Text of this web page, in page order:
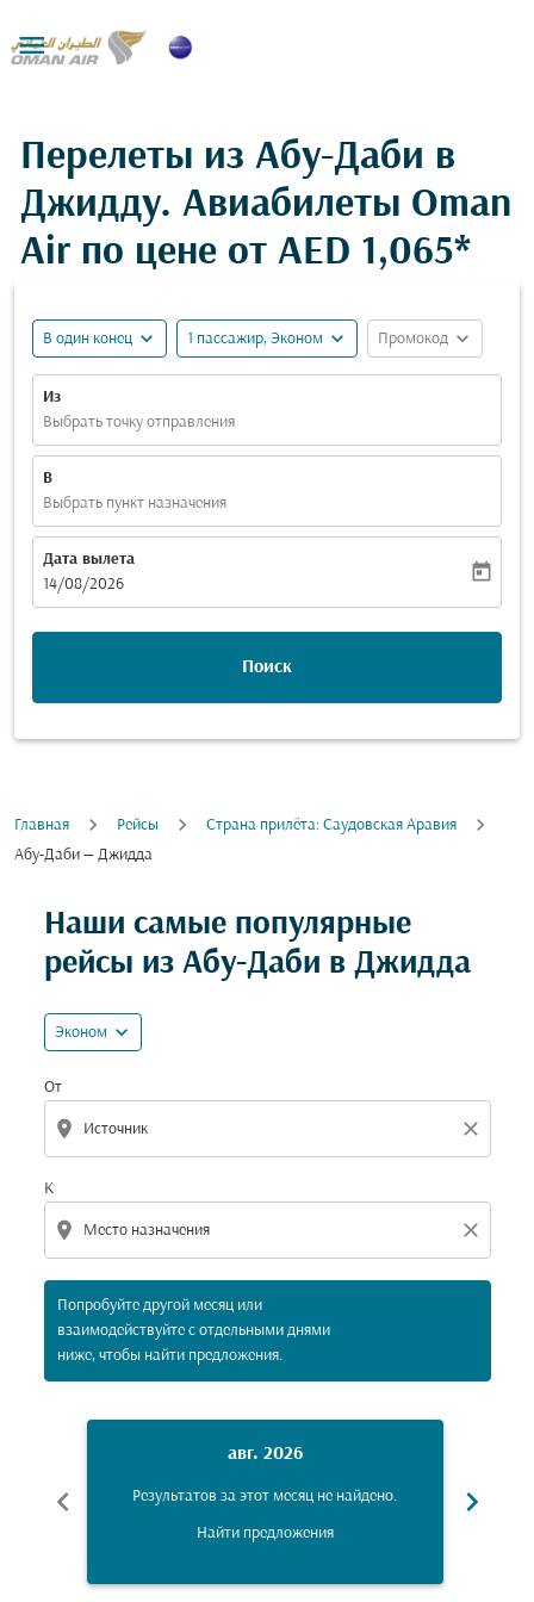

Перелеты из Абу-Даби в
Джидду. Авиабилеты Oman
Air по цене от AED 1,065*
В один конец expand_more 1 пассажир, Эконом expand_more Промокод expand_more
Из
Выбрать точку отправления
В
Выбрать пункт назначения
Дата вылета
fc-booking-departure-date-aria-label
14/08/2026
today
Поиск
Главная Рейсы
Cтрана прилёта: Саудовская Аравия
Абу-Даби — Джидда
Наши самые популярные
рейсы из Абу-Даби в Джидда
Эконом expand_more
От
location_on close
К
location_on close
Попробуйте другой месяц или
взаимодействуйте с отдельными днями
ниже, чтобы найти предложения.
Попробуйте другой месяц или
chevron_left
авг. 2026
Результатов за этот месяц не найдено.
Найти предложения
chevron_right